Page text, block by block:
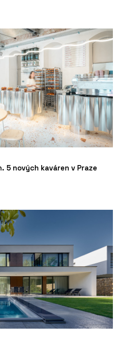
5 nových kaváren v Praze